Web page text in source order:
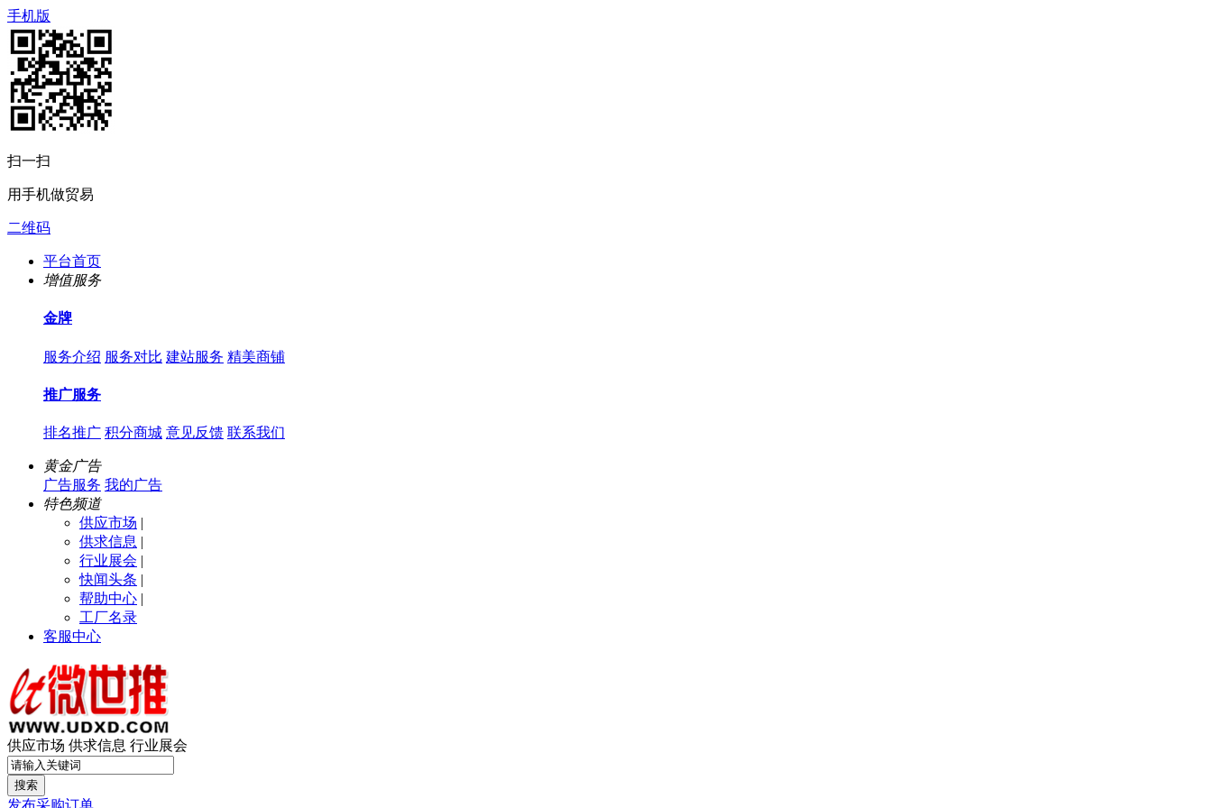
手机版
扫一扫
用手机做贸易
二维码
平台首页
增值服务
金牌
服务介绍 服务对比 建站服务 精美商铺
推广服务
排名推广 积分商城 意见反馈 联系我们
黄金广告
广告服务 我的广告
特色频道
供应市场 |
供求信息 |
行业展会 |
快闻头条 |
帮助中心 |
工厂名录
客服中心
供应市场 供求信息 行业展会
搜索
发布采购订单